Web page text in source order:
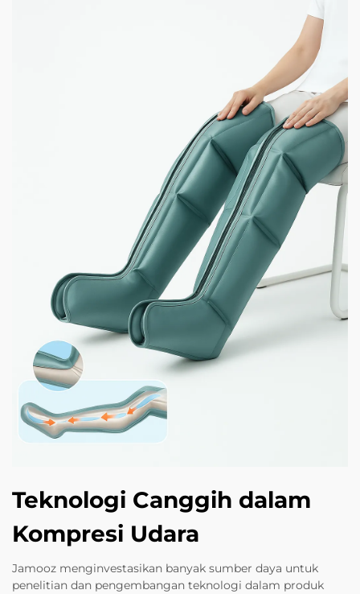
Teknologi Canggih dalam
Kompresi Udara
Jamooz menginvestasikan banyak sumber daya untuk
penelitian dan pengembangan teknologi dalam produk